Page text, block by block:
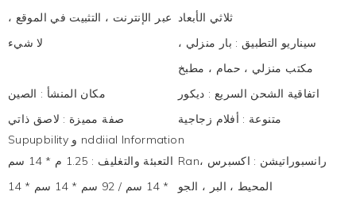
عبر الإنترنت ، التثبيت في الموقع ،
لا شيء
ثلاثي الأبعاد
سيناريو التطبيق : بار منزلي ،
مكتب منزلي ، حمام ، مطبخ
مكان المنشأ : الصين اتفاقية الشحن السريع : ديكور
صفة مميزة : لاصق ذاتي متنوعة : أفلام زجاجية
Supupbility و nddiial Information
التعبئة والتغليف :
1.25 م * 14 سم
* 14 سم / 92 سم * 14 سم * 14
Ranرانسبوراتيشن : اكسبرس ،
المحيط ، البر ، الجو